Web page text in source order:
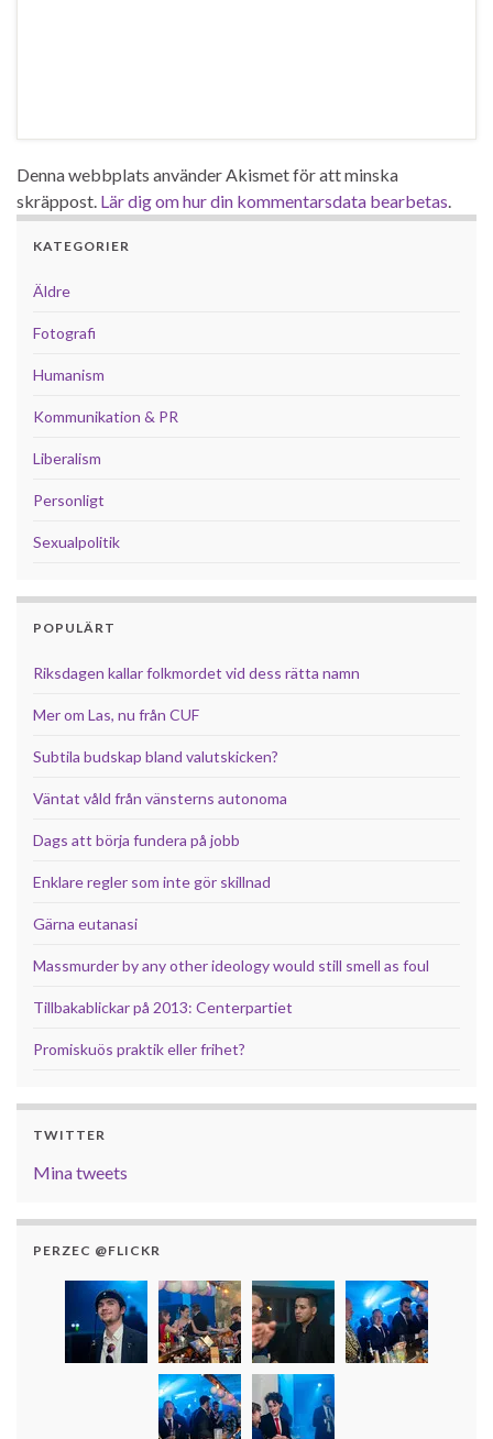
Denna webbplats använder Akismet för att minska
skräppost. Lär dig om hur din kommentarsdata bearbetas.
KATEGORIER
Äldre
Fotografi
Humanism
Kommunikation & PR
Liberalism
Personligt
Sexualpolitik
POPULÄRT
Riksdagen kallar folkmordet vid dess rätta namn
Mer om Las, nu från CUF
Subtila budskap bland valutskicken?
Väntat våld från vänsterns autonoma
Dags att börja fundera på jobb
Enklare regler som inte gör skillnad
Gärna eutanasi
Massmurder by any other ideology would still smell as foul
Tillbakablickar på 2013: Centerpartiet
Promiskuös praktik eller frihet?
TWITTER
Mina tweets
PERZEC @FLICKR